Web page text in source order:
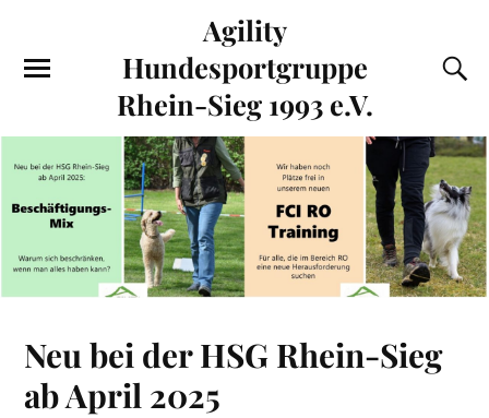
Agility
Hundesportgruppe
Rhein-Sieg 1993 e.V.
Neu bei der HSG Rhein-Sieg
ab April 2025